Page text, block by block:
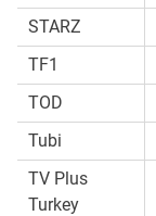
STARZ
TF1
TOD
Tubi
TV Plus
Turkey